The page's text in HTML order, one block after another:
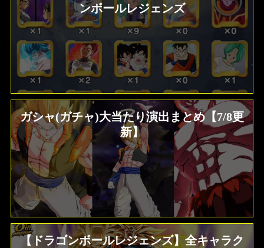
ンボールレジェンズ
ガシャ(ガチャ)大当たり演出まとめ【7/8更
新】
【ドラゴンボールレジェンズ】全キャラク